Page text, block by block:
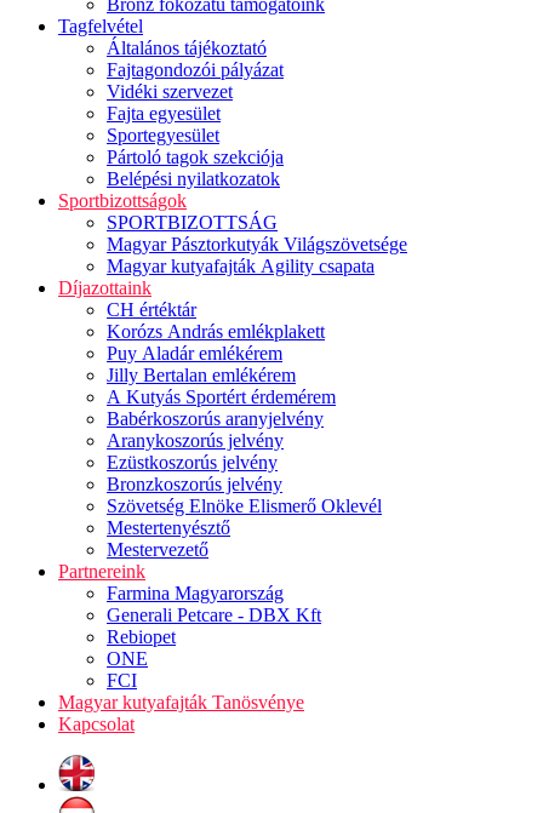
Bronz fokozatú támogatóink
Tagfelvétel
Általános tájékoztató
Fajtagondozói pályázat
Vidéki szervezet
Fajta egyesület
Sportegyesület
Pártoló tagok szekciója
Belépési nyilatkozatok
Sportbizottságok
SPORTBIZOTTSÁG
Magyar Pásztorkutyák Világszövetsége
Magyar kutyafajták Agility csapata
Díjazottaink
CH értéktár
Korózs András emlékplakett
Puy Aladár emlékérem
Jilly Bertalan emlékérem
A Kutyás Sportért érdemérem
Babérkoszorús aranyjelvény
Aranykoszorús jelvény
Ezüstkoszorús jelvény
Bronzkoszorús jelvény
Szövetség Elnöke Elismerő Oklevél
Mestertenyésztő
Mestervezető
Partnereink
Farmina Magyarország
Generali Petcare - DBX Kft
Rebiopet
ONE
FCI
Magyar kutyafajták Tanösvénye
Kapcsolat